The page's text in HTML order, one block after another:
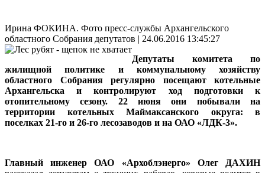
Ирина ФОКИНА. Фото пресс-службы Архангельского
областного Собрания депутатов | 24.06.2016 13:45:27
Депутаты комитета по
жилищной политике и коммунальному хозяйству
областного Собрания регулярно посещают котельные
Архангельска и контролируют ход подготовки к
отопительному сезону. 22 июня они побывали на
территории котельных Маймаксанского округа: в
поселках 21-го и 26-го лесозаводов и на ОАО «ЛДК-3».
Главный инженер ОАО «Архоблэнерго» Олег ДАХИН